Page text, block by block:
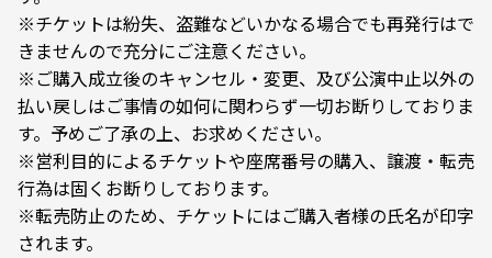
※チケットは紛失、盗難などいかなる場合でも再発行はで
きませんので充分にご注意ください。
※ご購入成立後のキャンセル・変更、及び公演中止以外の
払い戻しはご事情の如何に関わらず一切お断りしておりま
す。予めご了承の上、お求めください。
※営利目的によるチケットや座席番号の購入、譲渡・転売
行為は固くお断りしております。
※転売防止のため、チケットにはご購入者様の氏名が印字
されます。